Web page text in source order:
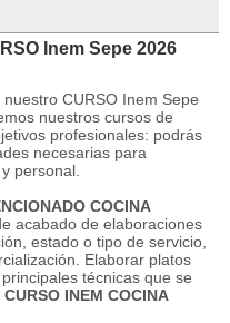
Inem Sepe 2026
CURSO Inem Sepe
nuestros cursos de
profesionales: podrás
necesarias para
personal.
COCINA
acabado de elaboraciones
estado o tipo de servicio,
Elaborar platos
técnicas que se
INEM COCINA